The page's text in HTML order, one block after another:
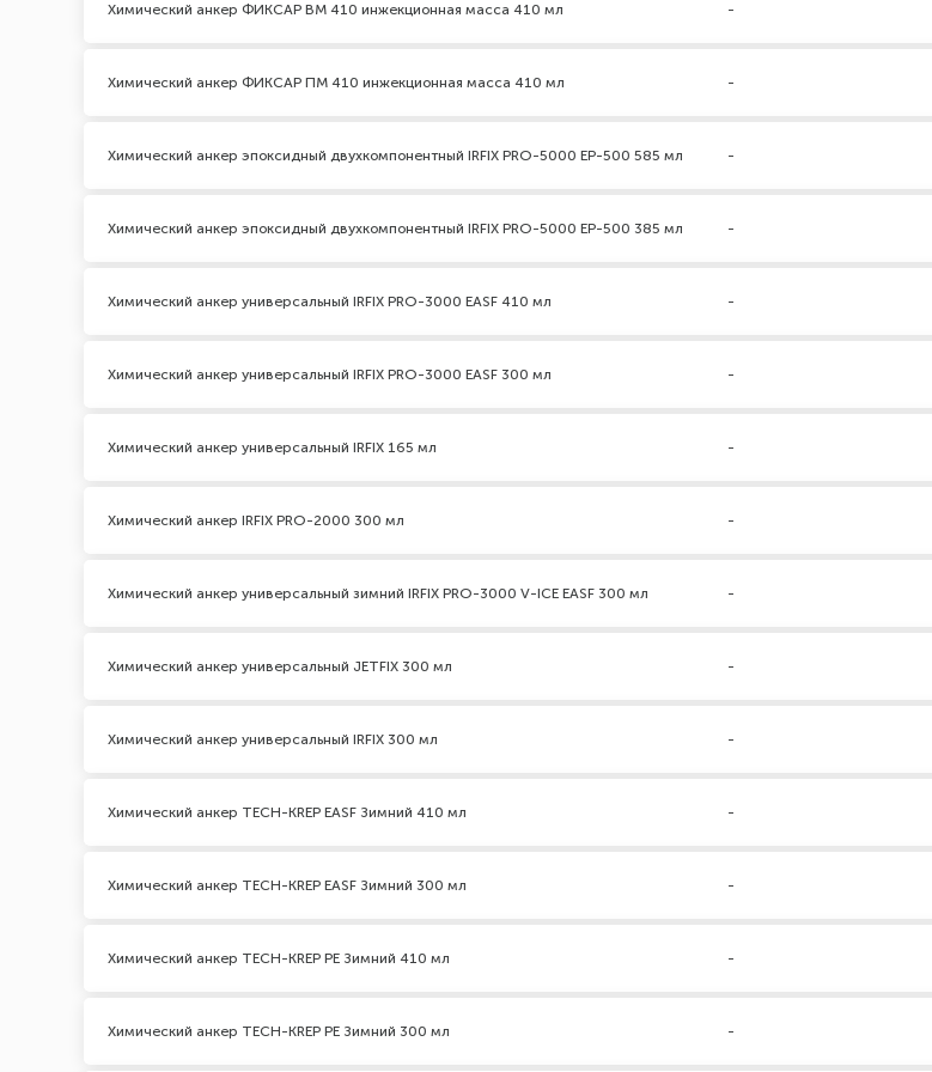
Химический анкер ФИКСАР ВМ 410 инжекционная масса 410 мл -
Химический анкер ФИКСАР ПМ 410 инжекционная масса 410 мл -
Химический анкер эпоксидный двухкомпонентный IRFIX PRO-5000 ЕР-500 585 мл -
Химический анкер эпоксидный двухкомпонентный IRFIX PRO-5000 ЕР-500 385 мл -
Химический анкер универсальный IRFIX PRO-3000 EASF 410 мл -
Химический анкер универсальный IRFIX PRO-3000 EASF 300 мл -
Химический анкер универсальный IRFIX 165 мл -
Химический анкер IRFIX PRO-2000 300 мл -
Химический анкер универсальный зимний IRFIX PRO-3000 V-ICE EASF 300 мл -
Химический анкер универсальный JETFIX 300 мл -
Химический анкер универсальный IRFIX 300 мл -
Химический анкер TECH-KREP EASF Зимний 410 мл -
Химический анкер TECH-KREP EASF Зимний 300 мл -
Химический анкер TECH-KREP PE Зимний 410 мл -
Химический анкер TECH-KREP PE Зимний 300 мл -